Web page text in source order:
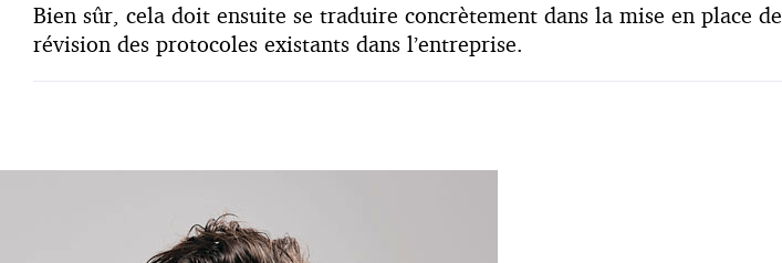
Bien sûr, cela doit ensuite se traduire concrètement dans la mise en place
révision des protocoles existants dans l’entreprise.